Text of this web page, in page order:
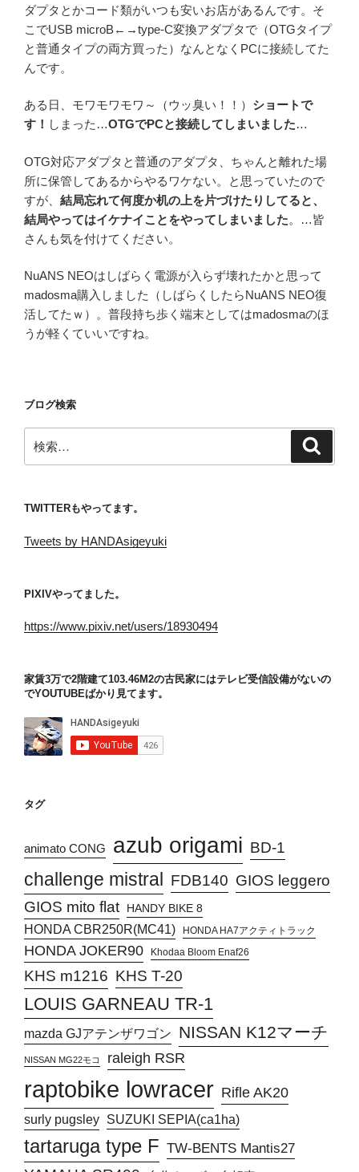
ダプタとかコード類がいつも安いお店があるんです。そ
こでUSB microB←→type-C変換アダプタで（OTGタイプ
と普通タイプの両方買った）なんとなくPCに接続してた
んです。
ある日、モワモワモワ～（ウッ臭い！！） ショートで
す！ しまった…OTGでPCと接続してしまいました…
OTG対応アダプタと普通のアダプタ、ちゃんと離れた場
所に保管してあるからやるワケない。と思っていたので
すが、 結局忘れて何度か机の上を片づけたりしてると、
結局やってはイケナイことをやってしまいました。…皆
さんも気を付けてください。
NuANS NEOはしばらく電源が入らず壊れたかと思って
madosma購入しました（しばらくしたらNuANS NEO復
活してたｗ）。普段持ち歩く端末としてはmadosmaのほ
うが軽くていいですね。
ブログ検索
索:
TWITTERもやってます。
Tweets by HANDAsigeyuki
PIXIVやってました。
https://www.pixiv.net/users/18930494
家賃3万で2階建て103.46M2の古民家にはテレビ受信設備がないの
でYOUTUBEばかり見てます。
タグ
animato CONG azub origami BD-1
challenge mistral FDB140 GIOS leggero
GIOS mito flat
HANDY BIKE 8
HONDA CBR250R(MC41) HONDA HA7アクティトラック
HONDA JOKER90 Khodaa Bloom Enaf26
KHS m1216 KHS T-20
LOUIS GARNEAU TR-1
mazda GJアテンザワゴン NISSAN K12マーチ
NISSAN MG22モコ raleigh RSR
raptobike lowracer Rifle AK20
surly pugsley SUZUKI SEPIA(ca1ha)
tartaruga type F TW-BENTS Mantis27